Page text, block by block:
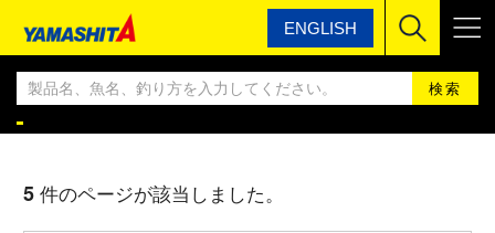
ENGLISH
ヤマシタ YAMASHITA エギングBLOG
YAMASHITA エギングBLOG
5 件のページが該当しました。